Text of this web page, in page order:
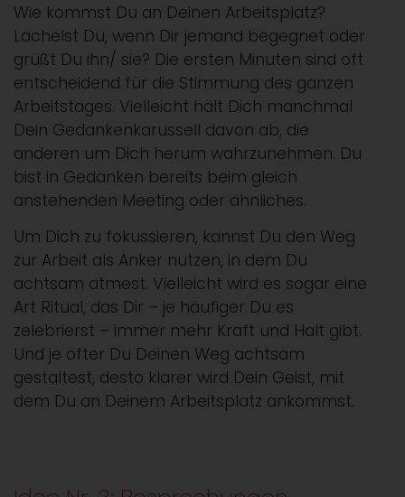
Wie kommst Du an Deinen Arbeitsplatz?
Lächelst Du, wenn Dir jemand begegnet oder
grüßt Du ihn/ sie? Die ersten Minuten sind oft
entscheidend für die Stimmung des ganzen
Arbeitstages. Vielleicht hält Dich manchmal
Dein Gedankenkarussell davon ab, die
anderen um Dich herum wahrzunehmen. Du
bist in Gedanken bereits beim gleich
anstehenden Meeting oder ähnliches.
Um Dich zu fokussieren, kannst Du den Weg
zur Arbeit als Anker nutzen, in dem Du
achtsam atmest. Vielleicht wird es sogar eine
Art Ritual, das Dir – je häufiger Du es
zelebrierst – immer mehr Kraft und Halt gibt.
Und je öfter Du Deinen Weg achtsam
gestaltest, desto klarer wird Dein Geist, mit
dem Du an Deinem Arbeitsplatz ankommst.